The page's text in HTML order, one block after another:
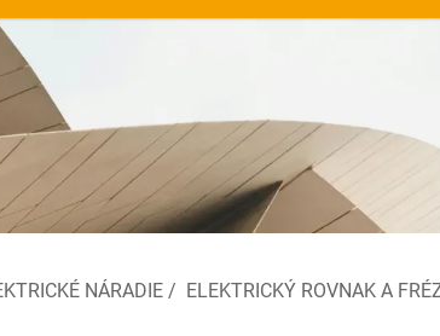
NÁRADIE / ELEKTRICKÝ ROVNAK A